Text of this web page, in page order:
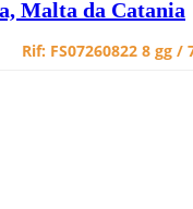
Malta da Catania
Rif: FS07260822 8 gg /